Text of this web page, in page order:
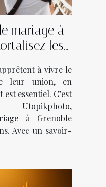
mariage à
les
!
à vivre le
leur union, en
essentiel. C’est
à Grenoble
Avec un savoir-